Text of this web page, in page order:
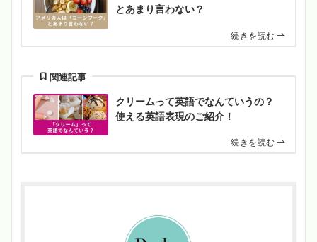
とあまり言わない？
続きを読む
関連記事
クリームって英語でなんていうの？
使える英語表現のご紹介！
続きを読む